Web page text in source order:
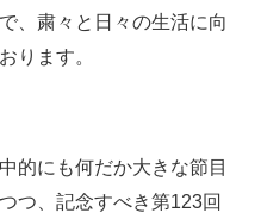
、粛々と日々の生活に向
ります。
的にも何だか大きな節目
つ、記念すべき第123回